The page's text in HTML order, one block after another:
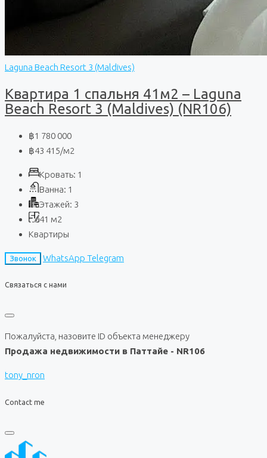
Laguna Beach Resort 3 (Maldives)
Квартира 1 спальня 41м2 – Laguna
Beach Resort 3 (Maldives) (NR106)
฿1 780 000
฿43 415/м2
Кровать: 1
Ванна: 1
Этажей: 3
41 м2
Квартиры
Звонок WhatsApp Telegram
Связаться с нами
Пожалуйста, назовите ID объекта менеджеру
Продажа недвижимости в Паттайе - NR106
tony_nron
Contact me